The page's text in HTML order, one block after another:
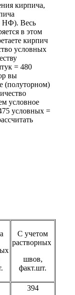
кирпича,
НФ). Весь
в этом
кирпич
условных
= 480
вы
(полуторном)
условное
условных =
С учетом
растворных
швов,
факт.шт.
394